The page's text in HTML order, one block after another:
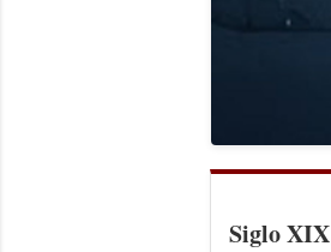
Siglo XIX